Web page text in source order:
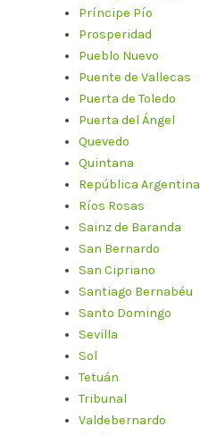
Príncipe Pío
Prosperidad
Pueblo Nuevo
Puente de Vallecas
Puerta de Toledo
Puerta del Ángel
Quevedo
Quintana
República Argentina
Ríos Rosas
Sainz de Baranda
San Bernardo
San Cipriano
Santiago Bernabéu
Santo Domingo
Sevilla
Sol
Tetuán
Tribunal
Valdebernardo